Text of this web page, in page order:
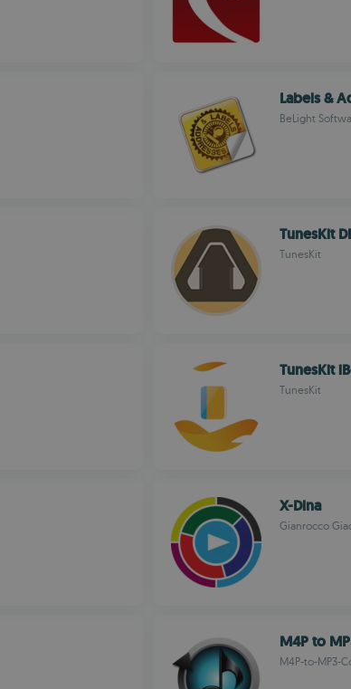
Labels &
BeLight
TunesKit
TunesKit
TunesKit
TunesKit
X-Dlna
Gianrocco
M4P to
M4P-to-MP3-